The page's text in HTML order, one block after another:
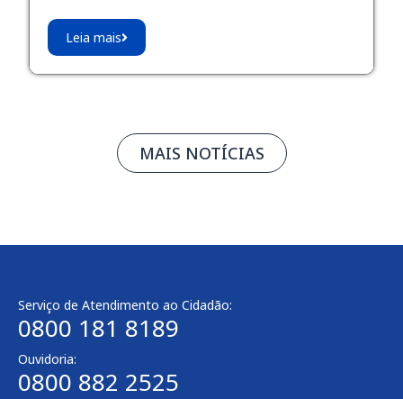
Leia mais
MAIS NOTÍCIAS
Serviço de Atendimento ao Cidadão:
0800 181 8189
Ouvidoria:
0800 882 2525